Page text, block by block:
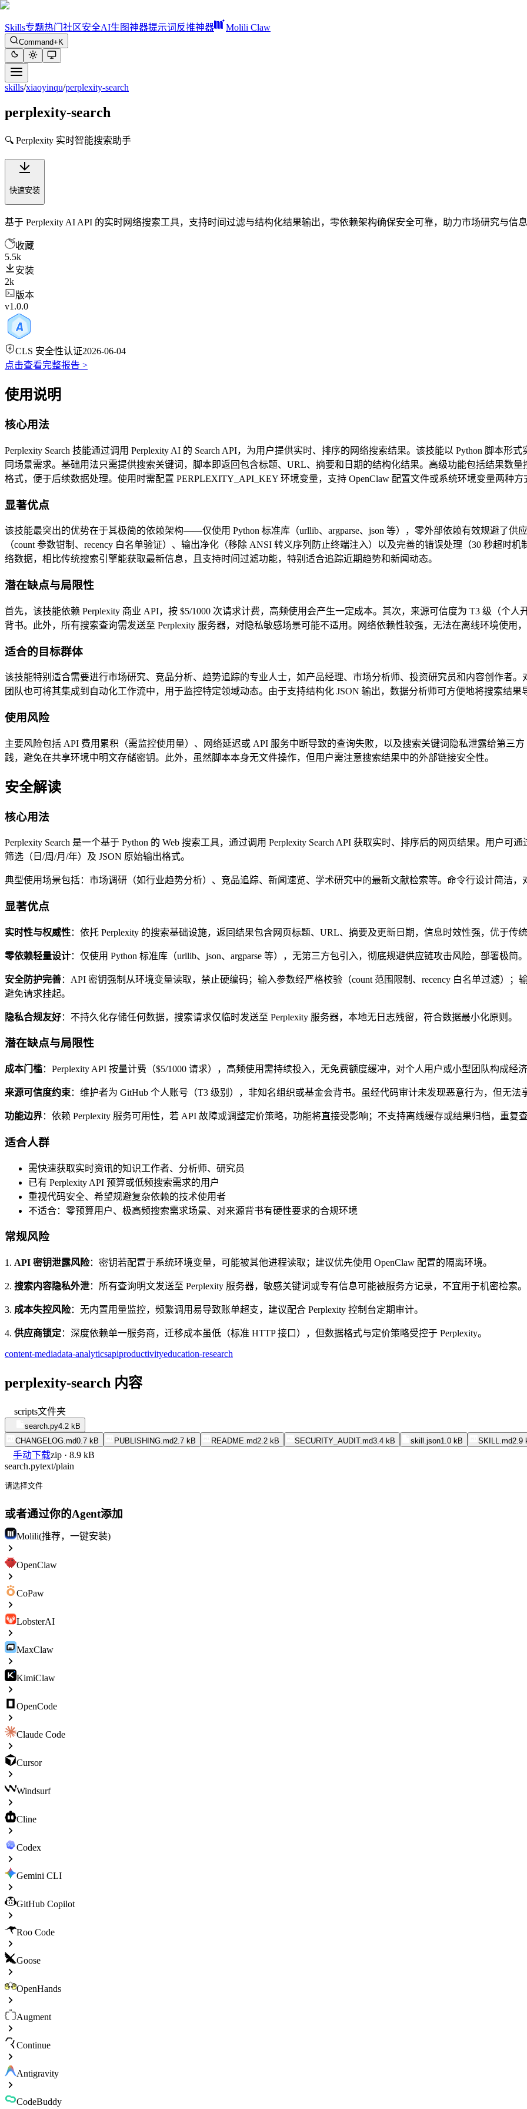
Skills专题热门 社区安全AI生图神器提示词反推神器 Molili Claw
Command+K
skills/xiaoyinqu/perplexity-search
perplexity-search
🔍 Perplexity 实时智能搜索助手
快速安装
基于 Perplexity AI API 的实时网络搜索工具，支持时间过滤与结构化结果输出，零依赖架构确保安全可靠，助力市场研究与信
收藏
5.5k
安装
2k
版本
v1.0.0
CLS 安全性认证2026-06-04
点击查看完整报告 >
使用说明
核心用法
Perplexity Search 技能通过调用 Perplexity AI 的 Search API，为用户提供实时、排序的网络搜索结果。该技能以 Python 脚本
同场景需求。基础用法只需提供搜索关键词，脚本即返回包含标题、URL、摘要和日期的结构化结果。高级功能包括结果数
格式，便于后续数据处理。使用时需配置 PERPLEXITY_API_KEY 环境变量，支持 OpenClaw 配置文件或系统环境变量两种方
显著优点
该技能最突出的优势在于其极简的依赖架构——仅使用 Python 标准库（urllib、argparse、json 等），零外部依赖有效规避了供
（count 参数钳制、recency 白名单验证）、输出净化（移除 ANSI 转义序列防止终端注入）以及完善的错误处理（30 秒超时
络数据，相比传统搜索引擎能获取最新信息，且支持时间过滤功能，特别适合追踪近期趋势和新闻动态。
潜在缺点与局限性
首先，该技能依赖 Perplexity 商业 API，按 $5/1000 次请求计费，高频使用会产生一定成本。其次，来源可信度为 T3 级（个
背书。此外，所有搜索查询需发送至 Perplexity 服务器，对隐私敏感场景可能不适用。网络依赖性较强，无法在离线环境使用
适合的目标群体
该技能特别适合需要进行市场研究、竞品分析、趋势追踪的专业人士，如产品经理、市场分析师、投资研究员和内容创作者
团队也可将其集成到自动化工作流中，用于监控特定领域动态。由于支持结构化 JSON 输出，数据分析师可方便地将搜索结果
使用风险
主要风险包括 API 费用累积（需监控使用量）、网络延迟或 API 服务中断导致的查询失败，以及搜索关键词隐私泄露给第三
践，避免在共享环境中明文存储密钥。此外，虽然脚本本身无文件操作，但用户需注意搜索结果中的外部链接安全性。
安全解读
核心用法
Perplexity Search 是一个基于 Python 的 Web 搜索工具，通过调用 Perplexity Search API 获取实时、排序后的网页结果。用户
筛选（日/周/月/年）及 JSON 原始输出格式。
典型使用场景包括：市场调研（如行业趋势分析）、竞品追踪、新闻速览、学术研究中的最新文献检索等。命令行设计简洁
显著优点
实时性与权威性：依托 Perplexity 的搜索基础设施，返回结果包含网页标题、URL、摘要及更新日期，信息时效性强，优于传
零依赖轻量设计：仅使用 Python 标准库（urllib、json、argparse 等），无第三方包引入，彻底规避供应链攻击风险，部署极简。
安全防护完善：API 密钥强制从环境变量读取，禁止硬编码；输入参数经严格校验（count 范围限制、recency 白名单过滤）
避免请求挂起。
隐私合规友好：不持久化存储任何数据，搜索请求仅临时发送至 Perplexity 服务器，本地无日志残留，符合数据最小化原则。
潜在缺点与局限性
成本门槛：Perplexity API 按量计费（$5/1000 请求），高频使用需持续投入，无免费额度缓冲，对个人用户或小型团队构成经
来源可信度约束：维护者为 GitHub 个人账号（T3 级别），非知名组织或基金会背书。虽经代码审计未发现恶意行为，但无
功能边界：依赖 Perplexity 服务可用性，若 API 故障或调整定价策略，功能将直接受影响；不支持离线缓存或结果归档，重复
适合人群
需快速获取实时资讯的知识工作者、分析师、研究员
已有 Perplexity API 预算或低频搜索需求的用户
重视代码安全、希望规避复杂依赖的技术使用者
不适合：零预算用户、极高频搜索需求场景、对来源背书有硬性要求的合规环境
常规风险
1. API 密钥泄露风险：密钥若配置于系统环境变量，可能被其他进程读取；建议优先使用 OpenClaw 配置的隔离环境。
2. 搜索内容隐私外泄：所有查询明文发送至 Perplexity 服务器，敏感关键词或专有信息可能被服务方记录，不宜用于机密检索。
3. 成本失控风险：无内置用量监控，频繁调用易导致账单超支，建议配合 Perplexity 控制台定期审计。
4. 供应商锁定：深度依赖单一服务商，迁移成本虽低（标准 HTTP 接口），但数据格式与定价策略受控于 Perplexity。
content-mediadata-analyticsapiproductivityeducation-research
perplexity-search 内容
scripts文件夹
search.py4.2 kB
CHANGELOG.md0.7 kB PUBLISHING.md2.7 kB README.md2.2 kB SECURITY_AUDIT.md3.4 kB skill.json1.0 kB SKILL.md2.9
手动下载zip · 8.9 kB
search.pytext/plain
请选择文件
或者通过你的Agent添加
Molili(推荐，一键安装)
OpenClaw
CoPaw
LobsterAI
MaxClaw
KimiClaw
OpenCode
Claude Code
Cursor
Windsurf
Cline
Codex
Gemini CLI
GitHub Copilot
Roo Code
Goose
OpenHands
Augment
Continue
Antigravity
CodeBuddy